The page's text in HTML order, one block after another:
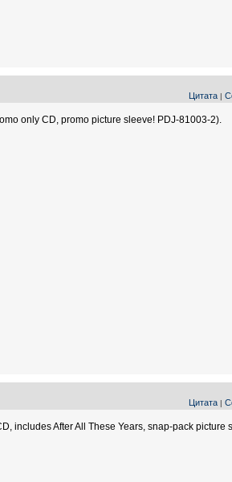
Цитата |
only CD, promo picture sleeve! PDJ-81003-2).
Цитата |
includes After All These Years, snap-pack picture